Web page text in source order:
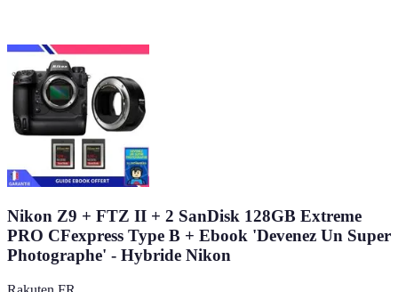
Nikon Z9 + FTZ II + 2 SanDisk 128GB Extreme
PRO CFexpress Type B + Ebook 'Devenez Un Super
Photographe' - Hybride Nikon